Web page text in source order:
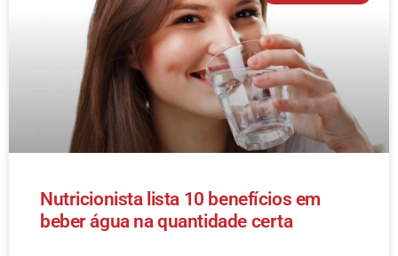
Nutricionista lista 10 benefícios em
beber água na quantidade certa